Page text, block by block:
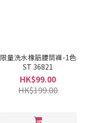
限量洗水橡筋腰筒褲-1色
ST 36821
HK$99.00
HK$199.00